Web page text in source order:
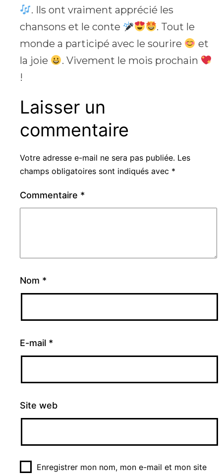
. Ils ont vraiment apprécié les
chansons et le conte
. Tout le
monde a participé avec le sourire
et
la joie
. Vivement le mois prochain
!
Laisser un
commentaire
Votre adresse e-mail ne sera pas publiée. Les
champs obligatoires sont indiqués avec *
Commentaire *
Nom *
E-mail *
Site web
Enregistrer mon nom, mon e-mail et mon site